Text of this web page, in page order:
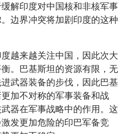
解印度对中国核和非核军事
边界冲突将加剧印度的这种
越来越关注中国，因此次大
。巴基斯坦的资源有限，无
武器装备的步伐，因此巴基
加不对称的军事装备和战
器在军事战略中的作用。这
发更加危险的印巴军备竞